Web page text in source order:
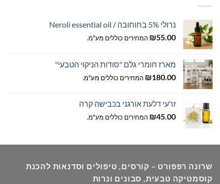
נרולי 5% בחוחובה / Neroli essential oil
₪55.00 המחירים כוללים מע"מ.
מארז חומרי גלם "סודות הניקוי הטבעי"
₪180.00 המחירים כוללים מע"מ.
זרעי דלעת אורגני בכבישה קרה
₪45.00 המחירים כוללים מע"מ.
שרונה רפפורט – קורסים, טיפולים וסדנאות להכנת
קוסמטיקה טבעית, סבונים ונרות